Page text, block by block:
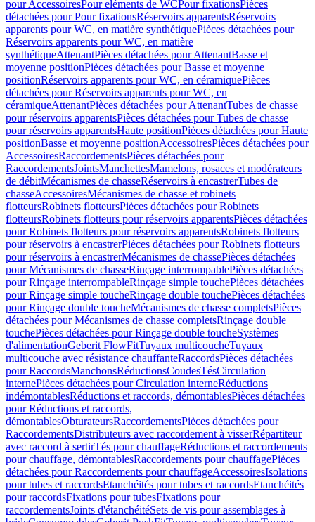
pour AccessoiresPour eléments de WCPour fixationsPièces
détachées pour Pour fixationsRéservoirs apparentsRéservoirs
apparents pour WC, en matière synthétiquePièces détachées pour
Réservoirs apparents pour WC, en matière
synthétiqueAttenantPièces détachées pour AttenantBasse et
moyenne positionPièces détachées pour Basse et moyenne
positionRéservoirs apparents pour WC, en céramiquePièces
détachées pour Réservoirs apparents pour WC, en
céramiqueAttenantPièces détachées pour AttenantTubes de chasse
pour réservoirs apparentsPièces détachées pour Tubes de chasse
pour réservoirs apparentsHaute positionPièces détachées pour Haute
positionBasse et moyenne positionAccessoiresPièces détachées pour
AccessoiresRaccordementsPièces détachées pour
RaccordementsJointsManchettesMamelons, rosaces et modérateurs
de débitMécanismes de chasseRéservoirs à encastrerTubes de
chasseAccessoiresMécanismes de chasse et robinets
flotteursRobinets flotteursPièces détachées pour Robinets
flotteursRobinets flotteurs pour réservoirs apparentsPièces détachées
pour Robinets flotteurs pour réservoirs apparentsRobinets flotteurs
pour réservoirs à encastrerPièces détachées pour Robinets flotteurs
pour réservoirs à encastrerMécanismes de chassePièces détachées
pour Mécanismes de chasseRinçage interrompablePièces détachées
pour Rinçage interrompableRinçage simple touchePièces détachées
pour Rinçage simple toucheRinçage double touchePièces détachées
pour Rinçage double toucheMécanismes de chasse completsPièces
détachées pour Mécanismes de chasse completsRinçage double
touchePièces détachées pour Rinçage double toucheSystèmes
d'alimentationGeberit FlowFitTuyaux multicoucheTuyaux
multicouche avec résistance chauffanteRaccordsPièces détachées
pour RaccordsManchonsRéductionsCoudesTésCirculation
internePièces détachées pour Circulation interneRéductions
indémontablesRéductions et raccords, démontablesPièces détachées
pour Réductions et raccords,
démontablesObturateursRaccordementsPièces détachées pour
RaccordementsDistributeurs avec raccordement à visserRépartiteur
avec raccord à sertirTés pour chauffageRéductions et raccordements
pour chauffage, démontablesRaccordements pour chauffagePièces
détachées pour Raccordements pour chauffageAccessoiresIsolations
pour tubes et raccordsEtanchéités pour tubes et raccordsEtanchéités
pour raccordsFixations pour tubesFixations pour
raccordementsJoints d'étanchéitéSets de vis pour assemblages à